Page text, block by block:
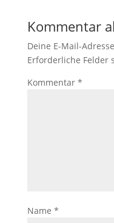
Kommentar
Deine E-Mail-
Erforderliche Felder
Kommentar *
Name *